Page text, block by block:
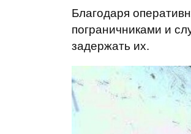
Благодаря
пограничниками и
задержать их.